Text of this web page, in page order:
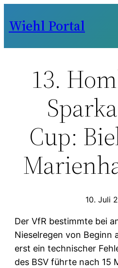
Inhalt
Wiehl Portal
13.
Cup:
10. Juli
Der VfR bestimmte bei
Nieselregen von Beginn
erst ein technischer
des BSV führte nach 15